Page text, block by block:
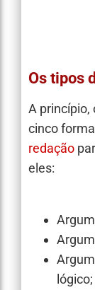
Os tipos
A princípio,
cinco
redação
eles:
lógico;